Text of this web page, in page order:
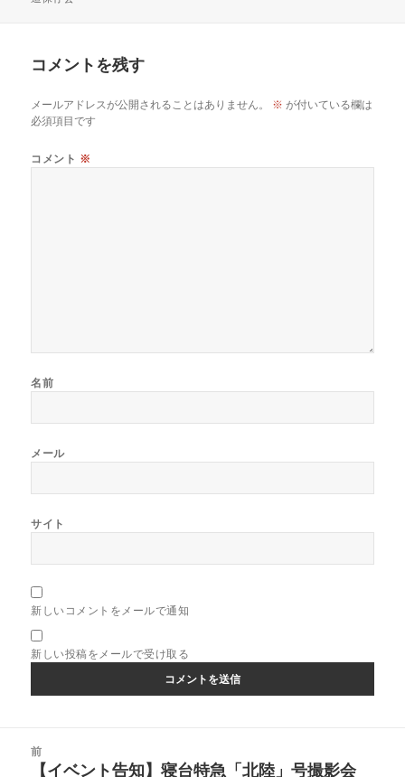
コメントを残す
メールアドレスが公開されることはありません。 ※ が付いている欄は
必須項目です
コメント ※
名前
メール
サイト
新しいコメントをメールで通知
新しい投稿をメールで受け取る
前
前【イベント告知】寝台特急「北陸」号撮影会